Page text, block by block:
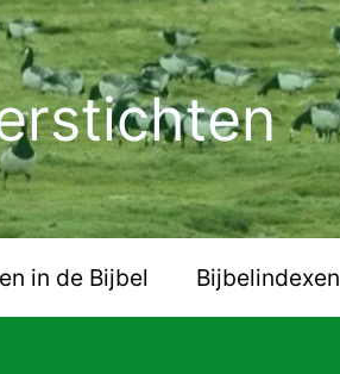
in de Bijbel Bijbelindexen